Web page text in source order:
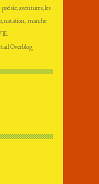
marche
Overblog